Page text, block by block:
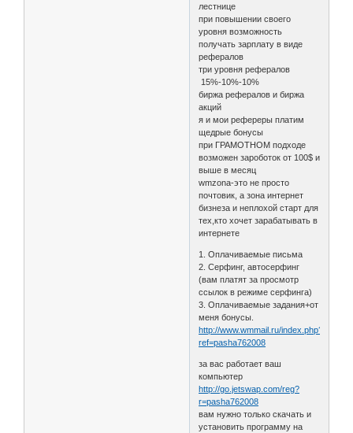
лестнице
при повышении своего
уровня возможность
получать зарплату в виде
рефералов
три уровня рефералов
15%-10%-10%
биржа рефералов и биржа
акций
я и мои рефереры платим
щедрые бонусы
при ГРАМОТНОМ подходе
возможен зароботок от 100$ и
выше в месяц
wmzona-это не просто
почтовик, а зона интернет
бизнеза и неплохой старт для
тех,кто хочет зарабатывать в
интернете
1. Оплачиваемые письма
2. Серфинг, автосерфинг
(вам платят за просмотр
ссылок в режиме серфинга)
3. Оплачиваемые задания+от
меня бонусы.
http://www.wmmail.ru/index.php?
ref=pasha762008
за вас работает ваш
компьютер
http://go.jetswap.com/reg?
r=pasha762008
вам нужно только скачать и
установить программу на